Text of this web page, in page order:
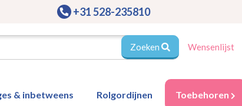
+31 528-235810
Zoeken Wensenlijst
& inbetweens Rolgordijnen Toebehoren